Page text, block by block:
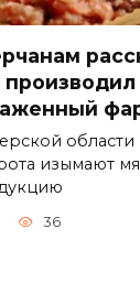
производил
области
изымают
36